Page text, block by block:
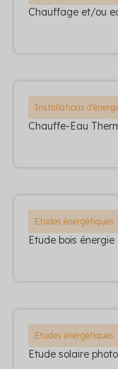
Chauffage et/ou
Installations
Chauffe-Eau
Etudes énergétiques
Etude bois énergie
Etudes énergétiques
Etude solaire